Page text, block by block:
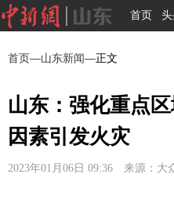
首页 头
首页—山东新闻—正文
山东：强化重点
因素引发火灾
2023年01月06日 09:36 来源：大